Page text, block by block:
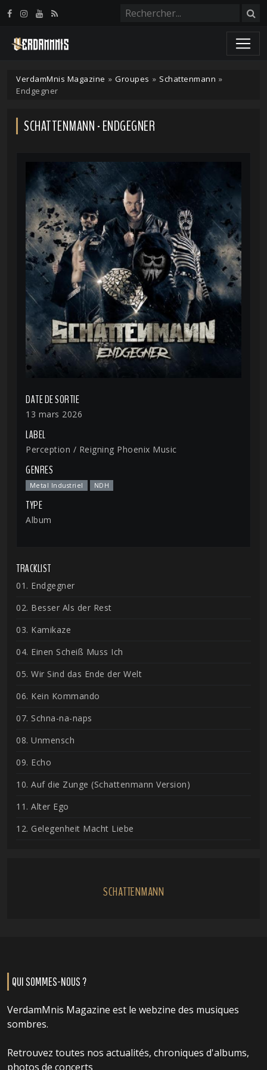
VerdamMnis Magazine » Groupes » Schattenmann »
Endgegner
SCHATTENMANN - ENDGEGNER
DATE DE SORTIE
13 mars 2026
LABEL
Perception / Reigning Phoenix Music
GENRES
Metal Industriel NDH
TYPE
Album
TRACKLIST
01. Endgegner
02. Besser Als der Rest
03. Kamikaze
04. Einen Scheiß Muss Ich
05. Wir Sind das Ende der Welt
06. Kein Kommando
07. Schna-na-naps
08. Unmensch
09. Echo
10. Auf die Zunge (Schattenmann Version)
11. Alter Ego
12. Gelegenheit Macht Liebe
SCHATTENMANN
QUI SOMMES-NOUS ?
VerdamMnis Magazine est le webzine des musiques
sombres.
Retrouvez toutes nos actualités, chroniques d'albums,
photos de concerts
Panneau de gestion des cookies